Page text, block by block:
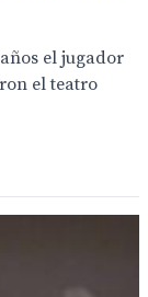
el jugador
el teatro